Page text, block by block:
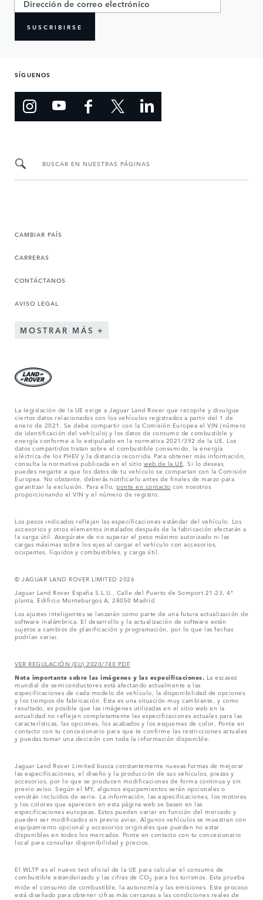
SUSCRIBIRSE
SÍGUENOS
BUSCAR EN NUESTRAS PÁGINAS
CAMBIAR PAÍS
CARRERAS
CONTÁCTANOS
AVISO LEGAL
MOSTRAR MÁS
La legislación de la UE exige a Jaguar Land Rover que recopile y divulgue
ciertos datos relacionados con los vehículos registrados a partir del 1 de
enero de 2021. Se debe compartir con la Comisión Europea el VIN (número
de identificación del vehículo) y los datos de consumo de combustible y
energía conforme a lo estipulado en la normativa 2021/392 de la UE. Los
datos compartidos tratan sobre el combustible consumido, la energía
eléctrica de los PHEV y la distancia recorrida. Para obtener más información,
consulta la normativa publicada en el sitio web de la UE . Si lo deseas,
puedes negarte a que los datos de tu vehículo se compartan con la Comisión
Europea. No obstante, deberás notificarlo antes de finales de marzo para
garantizar la exclusión. Para ello, ponte en contacto con nosotros
proporcionando el VIN y el número de registro.
Los pesos indicados reflejan las especificaciones estándar del vehículo. Los
accesorios y otros elementos instalados después de la fabricación afectarán a
la carga útil. Asegúrate de no superar el peso máximo autorizado ni las
cargas máximas sobre los ejes al cargar el vehículo con accesorios,
ocupantes, líquidos y combustibles, y carga útil.
© JAGUAR LAND ROVER LIMITED 2026
Jaguar Land Rover España S.L.U., Calle del Puerto de Somport 21-23, 4ª
planta, Edificio Monteburgos A, 28050 Madrid
Los ajustes inteligentes se lanzarán como parte de una futura actualización de
software inalámbrica. El desarrollo y la actualización de software están
sujetos a cambios de planificación y programación, por lo que las fechas
podrían variar.
VER REGULACIÓN (EU) 2020/740 PDF
Nota importante sobre las imágenes y las especificaciones. La escasez
mundial de semiconductores está afectando actualmente a las
especificaciones de cada modelo de vehículo, la disponibilidad de opciones
y los tiempos de fabricación. Esta es una situación muy cambiante, y como
resultado, es posible que las imágenes utilizadas en el sitio web en la
actualidad no reflejen completamente las especificaciones actuales para las
características, las opciones, los acabados y los esquemas de color. Ponte en
contacto con tu concesionario para que te confirme las restricciones actuales
y puedas tomar una decisión con toda la información disponible.
Jaguar Land Rover Limited busca constantemente nuevas formas de mejorar
las especificaciones, el diseño y la producción de sus vehículos, piezas y
accesorios, por lo que se producen modificaciones de forma continua y sin
previo aviso. Según el MY, algunos equipamientos serán opcionales o
vendrán incluidos de serie. La información, las especificaciones, los motores
y los colores que aparecen en esta página web se basan en las
especificaciones europeas. Estos pueden variar en función del mercado y
pueden ser modificados sin previo aviso. Algunos vehículos se muestran con
equipamiento opcional y accesorios originales que pueden no estar
disponibles en todos los mercados. Ponte en contacto con tu concesionario
local para consultar disponibilidad y precios.
El WLTP es el nuevo test oficial de la UE para calcular el consumo de
combustible estandarizado y las cifras de CO2 para los turismos. Esta prueba
mide el consumo de combustible, la autonomía y las emisiones. Este proceso
está diseñado para obtener cifras más cercanas a las condiciones reales de